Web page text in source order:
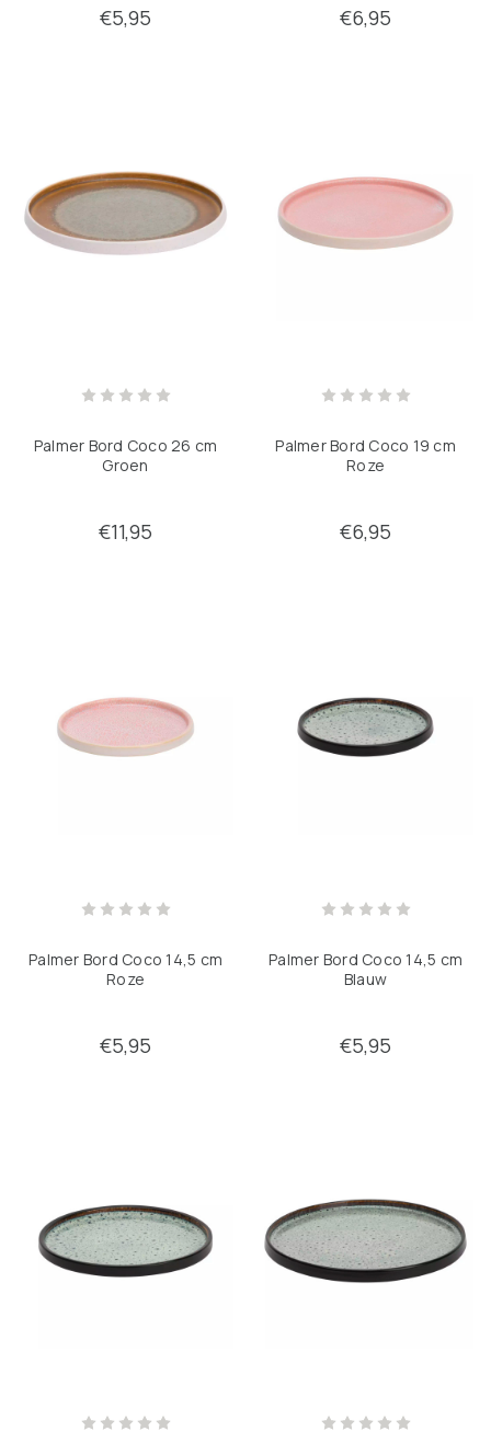
€5,95 €6,95
Palmer Bord Coco 26 cm
Groen
€11,95
Palmer Bord Coco 19 cm
Roze
€6,95
Palmer Bord Coco 14,5 cm
Roze
€5,95
Palmer Bord Coco 14,5 cm
Blauw
€5,95